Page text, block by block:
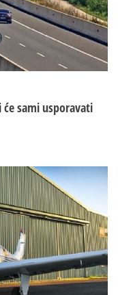
sami usporavati